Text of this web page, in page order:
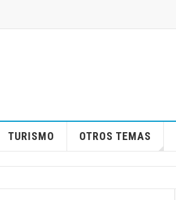
TURISMO OTROS TEMAS